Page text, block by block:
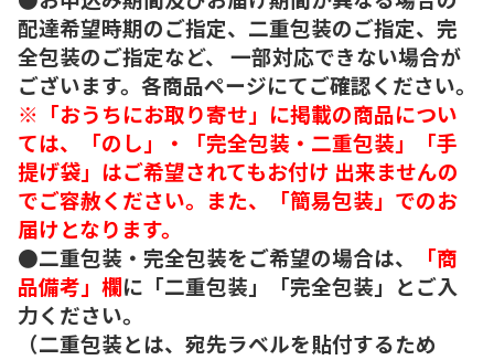
配達希望時期のご指定、二重包装のご指定、完
全包装のご指定など、 一部対応できない場合が
ございます。各商品ページにてご確認ください。
※「おうちにお取り寄せ」に掲載の商品につい
ては、「のし」・「完全包装・二重包装」「手
提げ袋」はご希望されてもお付け 出来ませんの
でご容赦ください。また、「簡易包装」でのお
届けとなります。
●二重包装・完全包装をご希望の場合は、
「商
品備考」欄に「二重包装」「完全包装」とご入
力ください。
（二重包装とは、宛先ラベルを貼付するため